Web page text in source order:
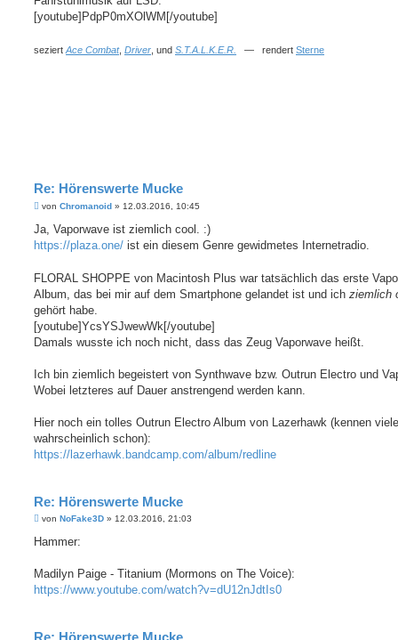
r
a
g
[youtube]PdpP0mXOlWM[/youtube]
seziert Ace Combat, Driver , und S.T.A.L.K.E.R. — rendert Sterne
Re: Hörenswerte Mucke
B
i
r
von Chromanoid » 12.03.2016, 10:45
Ja, Vaporwave ist ziemlich cool. :)
https://plaza.one/ ist ein diesem Genre gewidmetes Internetradio.
FLORAL SHOPPE von Macintosh Plus war tatsächlich das erste
Album, das bei mir auf dem Smartphone gelandet ist und ich ziemlich
gehört habe.
[youtube]YcsYSJwewWk[/youtube]
Damals wusste ich noch nicht, dass das Zeug Vaporwave heißt.
Ich bin ziemlich begeistert von Synthwave bzw. Outrun Electro und
Wobei letzteres auf Dauer anstrengend werden kann.
Hier noch ein tolles Outrun Electro Album von Lazerhawk (kennen viele
wahrscheinlich schon):
https://lazerhawk.bandcamp.com/album/redline
Re: Hörenswerte Mucke
B
i
a
von NoFake3D » 12.03.2016, 21:03
Hammer:
Madilyn Paige - Titanium (Mormons on The Voice):
https://www.youtube.com/watch?v=dU12nJdtIs0